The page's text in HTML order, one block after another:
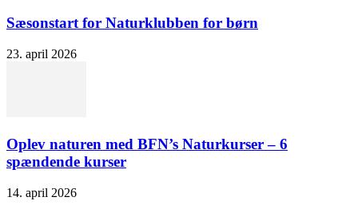
Sæsonstart for Naturklubben for børn
23. april 2026
Oplev naturen med BFN’s Naturkurser – 6
spændende kurser
14. april 2026